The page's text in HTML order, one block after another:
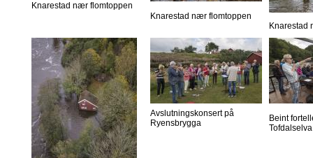
Knarestad nær flomtoppen
Knarestad nær flomtoppen
Knarestad
Avslutningskonsert på
Ryensbrygga
Beint